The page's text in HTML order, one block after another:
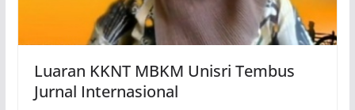
Luaran KKNT MBKM Unisri Tembus
Jurnal Internasional